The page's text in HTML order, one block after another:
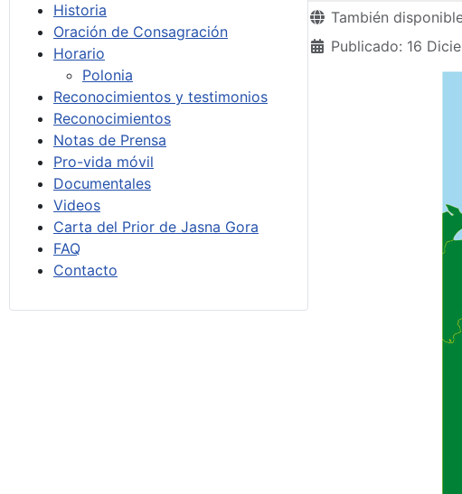
Historia
Oración de Consagración
Horario
Polonia
Reconocimientos y testimonios
Reconocimientos
Notas de Prensa
Pro-vida móvil
Documentales
Videos
Carta del Prior de Jasna Gora
FAQ
Contacto
Detalles
También
Publicado: 16